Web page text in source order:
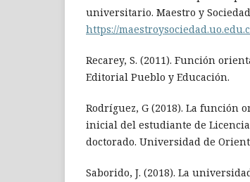
universitario. Maestro y
https://
Recarey, S. (2011). Función
Editorial Pueblo y Educación.
Rodríguez, G (2018). La función
inicial del estudiante de
doctorado. Universidad de
Saborido, J. (2018). La